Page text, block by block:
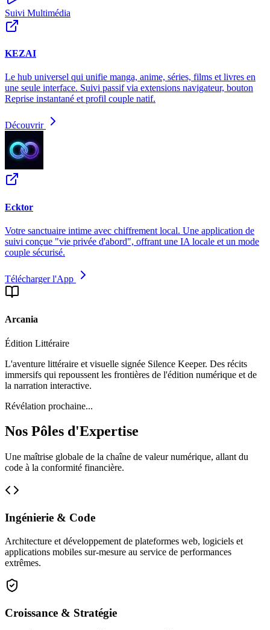
Suivi Multimédia
KEZAI
Le hub universel qui unifie manga, anime, séries, films et livres en
une seule interface. Suivi passif via extensions navigateur, bouton
Reprise instantané et profil couple natif.
Découvrir
Ecktor
Votre sanctuaire intime avec chiffrement local. Une application de
suivi conçue "vie privée d'abord", offrant une IA locale et un mode
couple sécurisé.
Télécharger l'App
Arcania
Édition Littéraire
L'aventure littéraire et visuelle signée Silence Keeper. Des récits
immersifs qui repoussent les frontières de l'édition numérique et de
la narration interactive.
Révélation prochaine...
Nos Pôles d'Expertise
Une maîtrise globale de la chaîne de valeur numérique, allant du
code à la conformité financière.
Ingénierie & Code
Architecture et développement de plateformes web, logiciels et
applications mobiles sur-mesure au service de performances
extrêmes.
Croissance & Stratégie